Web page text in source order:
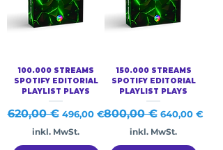
100.000 STREAMS
SPOTIFY EDITORIAL
PLAYLIST PLAYS
Standardpreis
620,00 € Sale-Preis
496,00 €
inkl. MwSt.
150.000 STREAMS
SPOTIFY EDITORIAL
PLAYLIST PLAYS
Standardpreis
800,00 € Sale-Preis
640,00 €
inkl. MwSt.